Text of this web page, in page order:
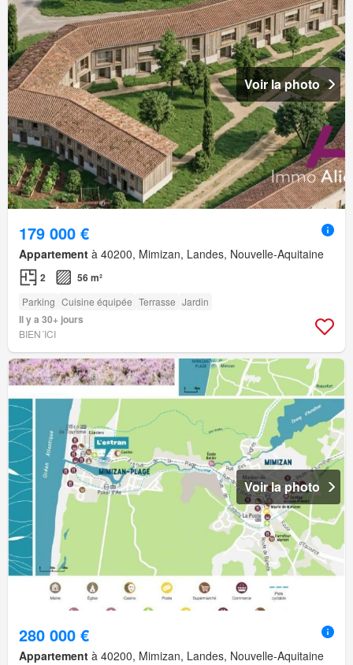
Voir la photo
179 000 €
Appartement à 40200, Mimizan, Landes, Nouvelle-Aquitaine
2 56 m²
Parking Cuisine équipée Terrasse Jardin
Il y a 30+ jours
BIEN´ICI
Voir la photo
280 000 €
Appartement à 40200, Mimizan, Landes, Nouvelle-Aquitaine